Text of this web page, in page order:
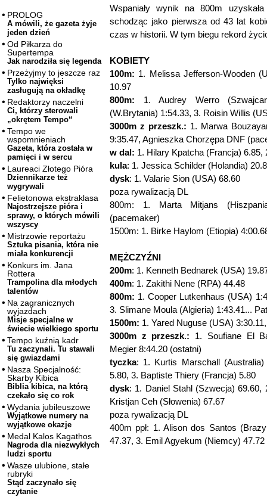
PROLOG
A mówili, że gazeta żyje
jeden dzień
Od Piłkarza do
Supertempa
Jak narodziła się legenda
Przeżyjmy to jeszcze raz
Tylko najwięksi
zasługują na okładkę
Redaktorzy naczelni
Ci, którzy sterowali
„okrętem Tempo“
Tempo we
wspomnieniach
Gazeta, która została w
pamięci i w sercu
Laureaci Złotego Pióra
Dziennikarze też
wygrywali
Felietonowa ekstraklasa
Najostrzejsze pióra i
sprawy, o których mówili
wszyscy
Mistrzowie reportażu
Sztuka pisania, która nie
miała konkurencji
Konkurs im. Jana
Rottera
Trampolina dla młodych
talentów
Na zagranicznych
wyjazdach
Misje specjalne w
świecie wielkiego sportu
Tempo kuźnią kadr
Tu zaczynali. Tu stawali
się gwiazdami
Nasza Specjalność:
Skarby Kibica
Biblia kibica, na którą
czekało się co rok
Wydania jubileuszowe
Wyjątkowe numery na
wyjątkowe okazje
Medal Kalos Kagathos
Nagroda dla niezwykłych
ludzi sportu
Wasze ulubione, stałe
rubryki
Stąd zaczynało się
czytanie
Wspaniały wynik na 800m
schodząc jako pierwsza od 43 lat
czas w historii. W tym biegu rekord
KOBIETY
100m: 1. Melissa Jefferson-Wooden
10.97
800m: 1. Audrey Werro
(W.Brytania) 1:54.33, 3. Roisin Willis
3000m z przeszk.: 1. Marwa
9:35.47, Agnieszka Chorzępa DNF
w dal: 1. Hilary Kpatcha (Francja) 6.85,
kula: 1. Jessica Schilder (Holandia)
dysk: 1. Valarie Sion (USA) 68.60
poza rywalizacją DL
800m: 1. Marta Mitjans
(pacemaker)
1500m: 1. Birke Haylom (Etiopia)
MĘŻCZYŹNI
200m: 1. Kenneth Bednarek (USA)
400m: 1. Zakithi Nene (RPA) 44.48
800m: 1. Cooper Lutkenhaus (USA)
3. Slimane Moula (Algieria) 1:43.41...
1500m: 1. Yared Nuguse (USA)
3000m z przeszk.: 1. Soufiane El
Megier 8:44.20 (ostatni)
tyczka: 1. Kurtis Marschall
5.80, 3. Baptiste Thiery (Francja) 5.80
dysk: 1. Daniel Stahl (Szwecja)
Kristjan Ceh (Słowenia) 67.67
poza rywalizacją DL
400m ppł: 1. Alison dos Santos
47.37, 3. Emil Agyekum (Niemcy) 47.72